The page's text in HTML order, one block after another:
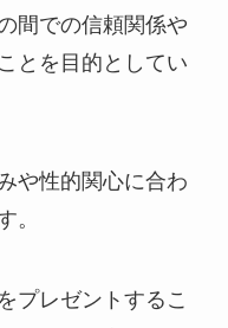
間での信頼関係や
とを目的としてい
や性的関心に合わ
。
プレゼントするこ